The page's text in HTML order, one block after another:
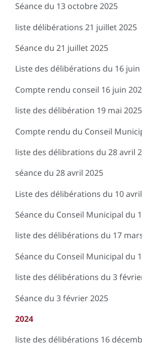
Séance du 13 octobre 2025
liste délibérations 21 juillet 2025
Séance du 21 juillet 2025
Liste des délibérations du 16 juin
Compte rendu conseil 16 juin
liste des délibération 19 mai 2025
Compte rendu du Conseil
liste des délibrations du 28 avril
séance du 28 avril 2025
Liste des délibérations du 10
Séance du Conseil Municipal du
liste des délibérations du 17
Séance du Conseil Municipal du
liste des délibérations du 3
Séance du 3 février 2025
2024
liste des délibérations 16